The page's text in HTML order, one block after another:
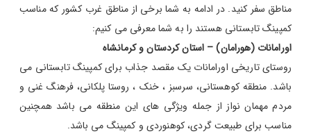
مناطق سفر کنید. در ادامه به شما برخی از مناطق غرب کشور که مناسب
کمپینگ تابستانی هستند را به شما معرفی می کنیم:
اورامانات (هورامان) – استان کردستان و کرمانشاه
روستای تاریخی اورامانات یک مقصد جذاب برای کمپینگ تابستانی می
باشد. منطقه کوهستانی، سرسبز ، خنک ، روستا پلکانی، فرهنگ غنی و
مردم مهمان‌ نواز از جمله ویژگی های این منطقه می باشد همچنین
مناسب برای طبیعت‌ گردی، کوهنوردی و کمپینگ می باشد.